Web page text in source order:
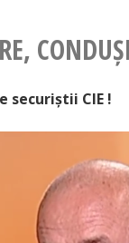
securiștii CIE !